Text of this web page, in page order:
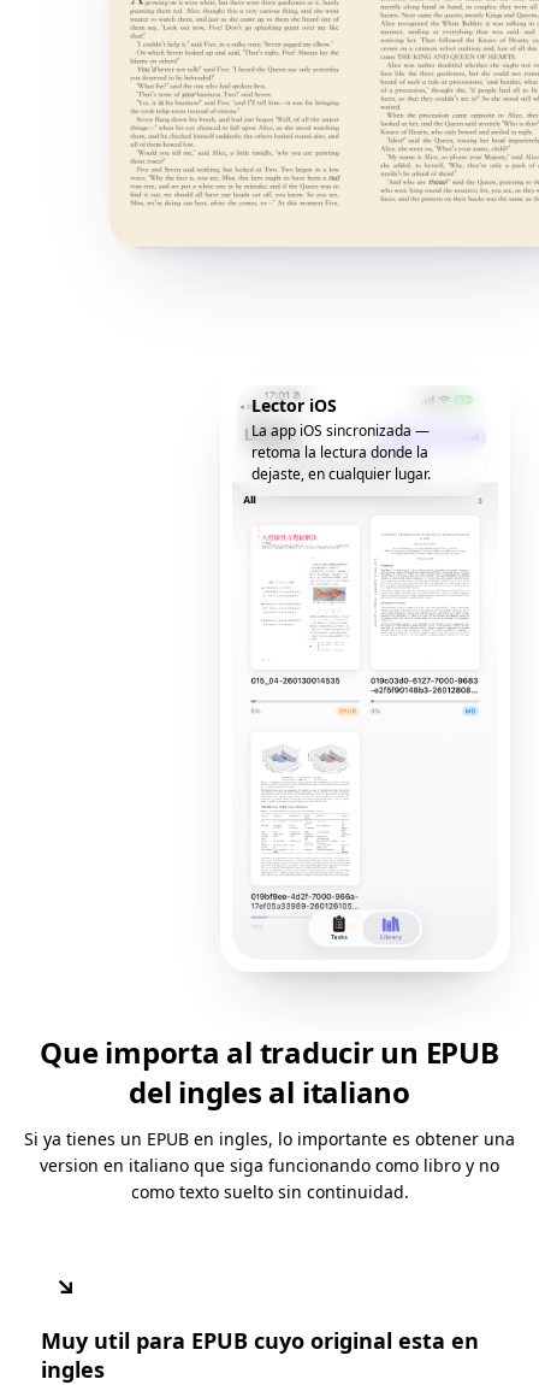
Lector iOS
La app iOS sincronizada —
retoma la lectura donde la
dejaste, en cualquier lugar.
Que importa al traducir un EPUB
del ingles al italiano
Si ya tienes un EPUB en ingles, lo importante es obtener una
version en italiano que siga funcionando como libro y no
como texto suelto sin continuidad.
↘
Muy util para EPUB cuyo original esta en
ingles